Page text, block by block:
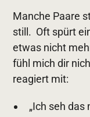
Manche Paare
still. Oft spürt
etwas nicht
fühl mich dir
reagiert mit:
„Ich seh das